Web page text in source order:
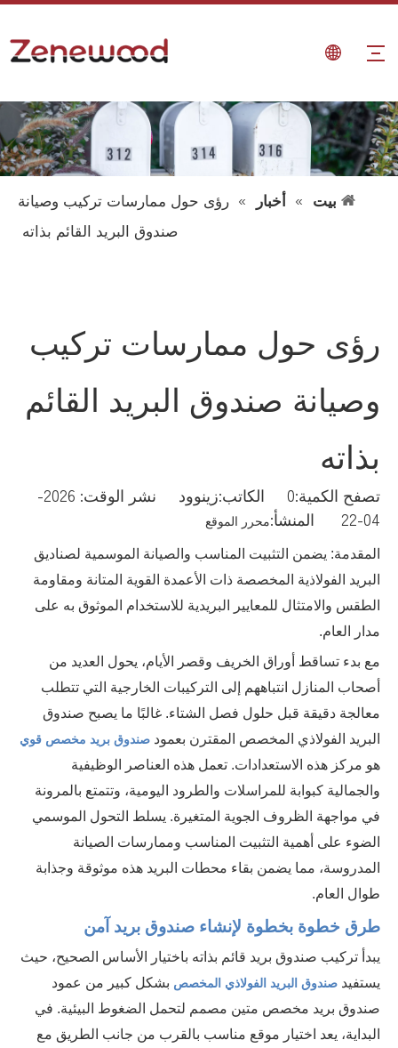
بيت » أخبار » رؤى حول ممارسات تركيب وصيانة
صندوق البريد القائم بذاته
رؤى حول ممارسات تركيب
وصيانة صندوق البريد القائم
بذاته
تصفح الكمية:0
الكاتب:زينوود نشر الوقت: 2026-
04-22 المنشأ:
محرر الموقع
المقدمة: يضمن التثبيت المناسب والصيانة الموسمية لصناديق
البريد الفولاذية المخصصة ذات الأعمدة القوية المتانة ومقاومة
الطقس والامتثال للمعايير البريدية للاستخدام الموثوق به على
مدار العام.
مع بدء تساقط أوراق الخريف وقصر الأيام، يحول العديد من
أصحاب المنازل انتباههم إلى التركيبات الخارجية التي تتطلب
معالجة دقيقة قبل حلول فصل الشتاء. غالبًا ما يصبح صندوق
البريد الفولاذي المخصص المقترن بعمود صندوق بريد مخصص قوي
هو مركز هذه الاستعدادات. تعمل هذه العناصر الوظيفية
والجمالية كبوابة للمراسلات والطرود اليومية، وتتمتع بالمرونة
في مواجهة الظروف الجوية المتغيرة. يسلط التحول الموسمي
الضوء على أهمية التثبيت المناسب وممارسات الصيانة
المدروسة، مما يضمن بقاء محطات البريد هذه موثوقة وجذابة
طوال العام.
طرق خطوة بخطوة لإنشاء صندوق بريد آمن
يبدأ تركيب صندوق بريد قائم بذاته باختيار الأساس الصحيح، حيث
يستفيد صندوق البريد الفولاذي المخصص بشكل كبير من عمود
صندوق بريد مخصص متين مصمم لتحمل الضغوط البيئية. في
البداية، يعد اختيار موقع مناسب بالقرب من جانب الطريق مع